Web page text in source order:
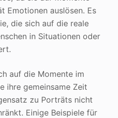
Emotionen auslösen. Es
die sich auf die reale
in Situationen oder
auf die Momente im
ihre gemeinsame Zeit
zu Porträts nicht
Einige Beispiele für